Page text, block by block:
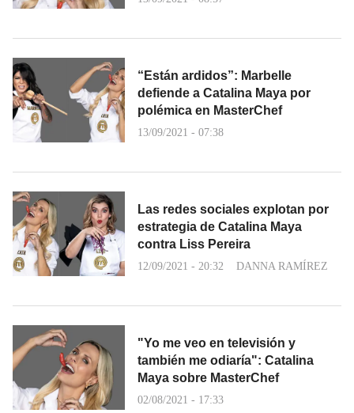
“Están ardidos”: Marbelle
defiende a Catalina Maya por
polémica en MasterChef
13/09/2021 - 07:38
Las redes sociales explotan por
estrategia de Catalina Maya
contra Liss Pereira
12/09/2021 - 20:32 DANNA RAMÍREZ
"Yo me veo en televisión y
también me odiaría": Catalina
Maya sobre MasterChef
02/08/2021 - 17:33